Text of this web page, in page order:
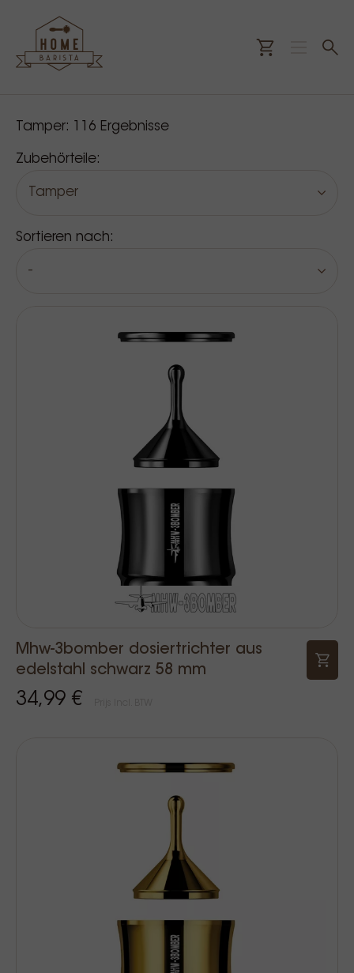
Unsere Produkte
Tamper: 116 Ergebnisse
Zubehörteile:
Tamper
Sortieren nach:
-
Mhw-3bomber dosiertrichter aus
edelstahl schwarz 58 mm
34,99 €